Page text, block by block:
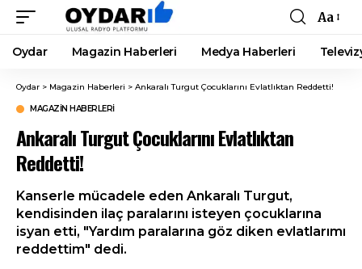
Font
Resizer
Aa
Oydar Magazin Haberleri Medya Haberleri
Oydar > Magazin Haberleri > Ankaralı Turgut Çocuklarını Evlatlıktan Reddetti!
MAGAZIN HABERLERI
Ankaralı Turgut Çocuklarını Evlatlıktan
Reddetti!
Kanserle mücadele eden Ankaralı Turgut,
kendisinden ilaç paralarını isteyen çocuklarına
isyan etti, "Yardım paralarına göz diken evlatlarımı
reddettim" dedi.